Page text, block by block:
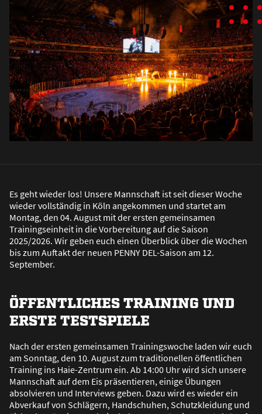
Es geht wieder los! Unsere Mannschaft ist seit dieser Woche
wieder vollständig in Köln angekommen und startet am
Montag, den 04. August mit der ersten gemeinsamen
Trainingseinheit in die Vorbereitung auf die Saison
2025/2026. Wir geben euch einen Überblick über die Wochen
bis zum Auftakt der neuen PENNY DEL-Saison am 12.
September.
ÖFFENTLICHES TRAINING UND
ERSTE TESTSPIELE
Nach der ersten gemeinsamen Trainingswoche laden wir euch
am Sonntag, den 10. August zum traditionellen öffentlichen
Training ins Haie-Zentrum ein. Ab 14:00 Uhr wird sich unsere
Mannschaft auf dem Eis präsentieren, einige Übungen
absolvieren und Interviews geben. Dazu wird es wieder ein
Abverkauf von Schlägern, Handschuhen, Schutzkleidung und